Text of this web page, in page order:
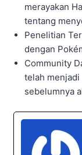
merayakan
tentang
Penelitian
dengan
Community
telah
sebelumnya